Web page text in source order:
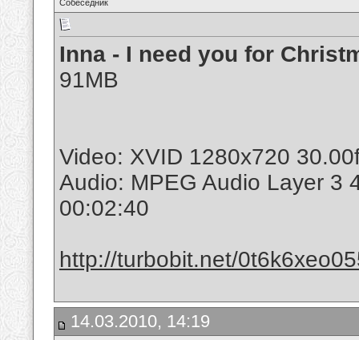
Собеседник
Inna - I need you for
91MB
Video: XVID 1280x720
Audio: MPEG Audio Layer 3
00:02:40
http://turbobit.net/
14.03.2010, 14:19